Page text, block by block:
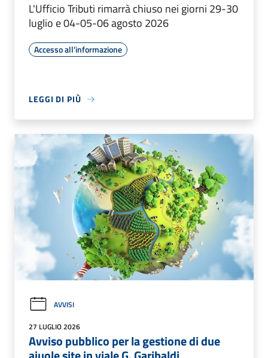
L'Ufficio Tributi rimarrà chiuso nei giorni 29-30
luglio e 04-05-06 agosto 2026
Accesso all'informazione
LEGGI DI PIÙ
AVVISI
27 LUGLIO 2026
Avviso pubblico per la gestione di due